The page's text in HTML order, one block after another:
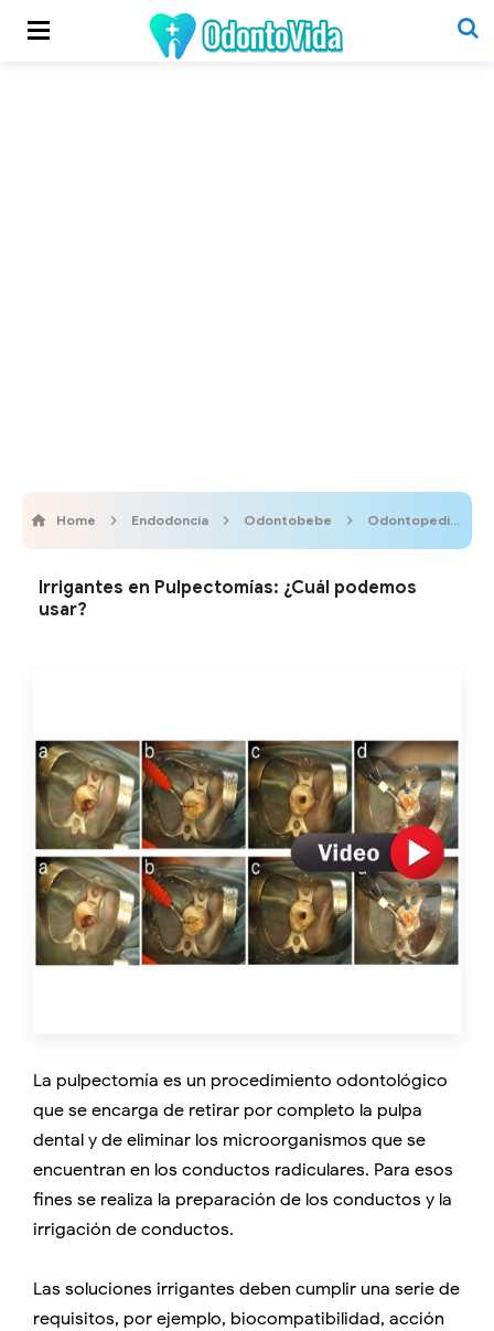
Home Endodoncia Odontobebe Odontopediatría
Irrigantes en Pulpectomías: ¿Cuál podemos
usar?
La pulpectomía es un procedimiento odontológico
que se encarga de retirar por completo la pulpa
dental y de eliminar los microorganismos que se
encuentran en los conductos radiculares. Para esos
fines se realiza la preparación de los conductos y la
irrigación de conductos.
Las soluciones irrigantes deben cumplir una serie de
requisitos, por ejemplo, biocompatibilidad, acción